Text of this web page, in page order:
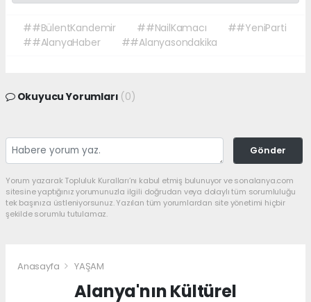
##BülentKandemir ##NailKamacı
##YeniParti
##AlanyaHaber
##Alanyasondakika
Okuyucu Yorumları (0)
Gönder
Yorum yazarak Topluluk Kuralları’nı kabul etmiş bulunuyor ve sonalanya.com
sitesine yaptığınız yorumunuzla ilgili doğrudan veya dolaylı tüm sorumluluğu
tek başınıza üstleniyorsunuz. Yazılan tüm yorumlardan site yönetimi hiçbir
şekilde sorumlu tutulamaz.
Anasayfa YAŞAM
Alanya'nın Kültürel